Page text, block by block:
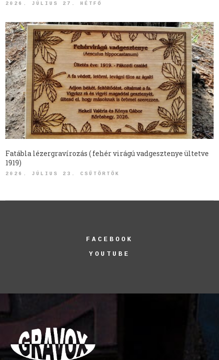
2026. JÚLIUS 27. HÉTFŐ
Fatábla lézergravírozás ( fehér virágú vadgesztenye ültetve
1919)
2026. JÚLIUS 23. CSÜTÖRTÖK
FACEBOOK
YOUTUBE